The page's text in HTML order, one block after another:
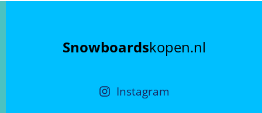
Snowboardskopen.nl
Instagram